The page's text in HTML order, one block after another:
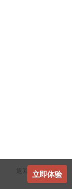
返回顶部立即体验